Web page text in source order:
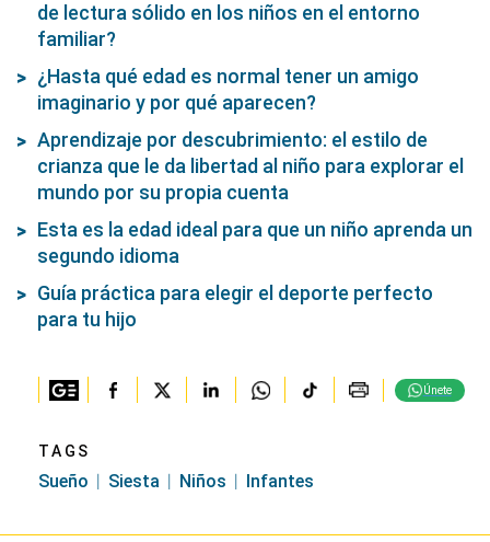
de lectura sólido en los niños en el entorno
familiar?
¿Hasta qué edad es normal tener un amigo
imaginario y por qué aparecen?
Aprendizaje por descubrimiento: el estilo de
crianza que le da libertad al niño para explorar el
mundo por su propia cuenta
Esta es la edad ideal para que un niño aprenda un
segundo idioma
Guía práctica para elegir el deporte perfecto
para tu hijo
Únete
TAGS
Sueño Siesta Niños Infantes